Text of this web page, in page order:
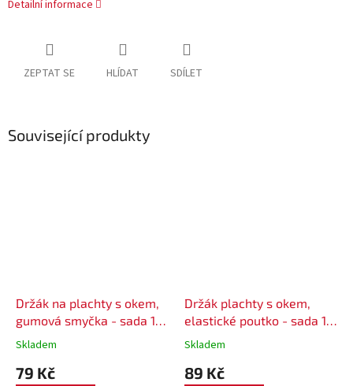
Detailní informace
ZEPTAT SE HLÍDAT SDÍLET
Související produkty
Držák na plachty s okem,
gumová smyčka - sada 10
ks
Skladem
79 Kč
Držák plachty s okem,
elastické poutko - sada 10
ks
Skladem
89 Kč